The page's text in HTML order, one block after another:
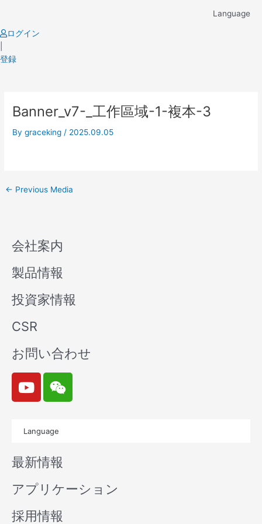
content
Language
ログイン
登録
Banner_v7-_工作區域-1-複本-3
Bygraceking / 2025.09.05
navigation
← Previous Media
会社案内
製品情報
投資家情報
CSR
お問い合わせ
Y
o
u
b
e
W
e
i
n
Language
最新情報
アプリケーション
採用情報